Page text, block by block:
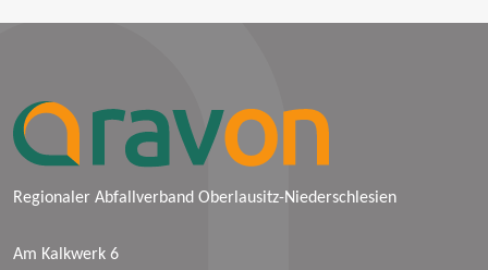
Regionaler Abfallverband Oberlausitz-Niederschlesien
Am Kalkwerk 6